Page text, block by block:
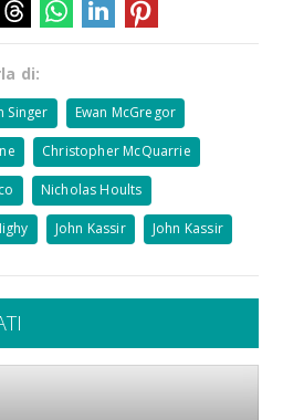
di:
Singer Ewan McGregor
Christopher McQuarrie
Nicholas Hoults
John Kassir John Kassir